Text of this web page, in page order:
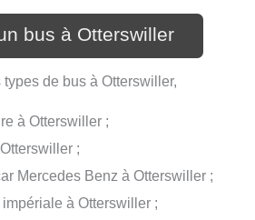
bus à Otterswiller
de bus à Otterswiller,
à Otterswiller ;
;
Mercedes Benz à Otterswiller ;
à Otterswiller ;